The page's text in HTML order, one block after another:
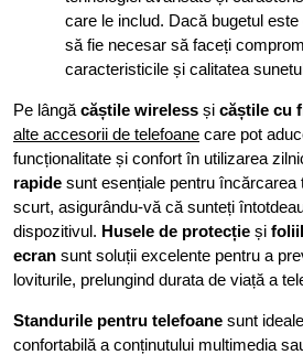
care le includ. Dacă bugetul
să fie necesar să faceți
caracteristicile și calitatea
Pe lângă căștile wireless și căștile cu
alte accesorii de telefoane care pot
funcționalitate și confort în utilizarea
rapide sunt esențiale pentru încărcarea
scurt, asigurându-vă că sunteți
dispozitivul. Husele de protecție și
ecran sunt soluții excelente pentru a
loviturile, prelungind durata de viață a
Standurile pentru telefoane sunt
confortabilă a conținutului multimedia